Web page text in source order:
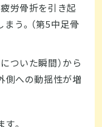
労骨折を引き起
う。（第5中足骨
ついた瞬間）から
側への動揺性が増
。